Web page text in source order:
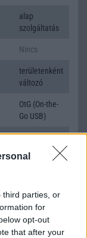
third parties, or
for
opt-out
that after your
alap
szolgáltatás
Nincs
területenként
változó
OtG (On-the-
Go USB)
aGPS (USA),
(Orosz), BDS
QZSS (Japán)
Nincs